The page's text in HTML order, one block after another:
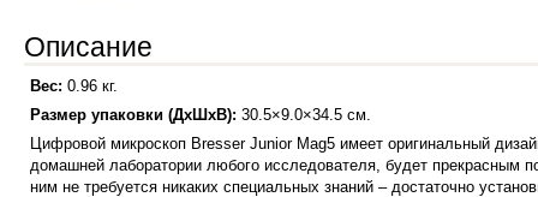
Описание
Вес: 0.96 кг.
Размер упаковки (ДхШхВ): 30.5×9.0×34.5 см.
Цифровой микроскоп Bresser Junior Mag5 имеет оригинальный
домашней лаборатории любого исследователя, будет прекрасным
ним не требуется никаких специальных знаний – достаточно